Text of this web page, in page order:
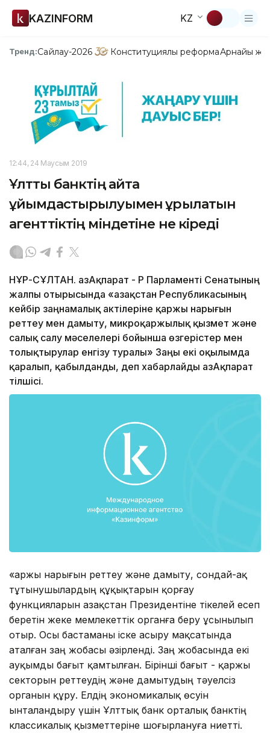
KAZINFORM KZ
Тренд:Сайлау-2026 Конституциялық реформаАрнайы
12:44, 24 Маусым 2019
Ұлттық банктің қайта
ұйымдастырылуымен құрылатын
агенттіктің міндетіне не кіреді
НҰР-СҰЛТАН. ҚазАқпарат - ҚР Парламенті Сенатының
жалпы отырысында «Қазақстан Республикасының
кейбір заңнамалық актілеріне қаржы нарығын
реттеу мен дамыту, микроқаржылық қызмет және
салық салу мәселелері бойынша өзгерістер мен
толықтырулар енгізу туралы» Заңы екі оқылымда
қаралып, қабылданды, деп хабарлайды ҚазАқпарат
тілшісі.
«Қаржы нарығын реттеу және дамыту, сондай-ақ
тұтынушылардың құқықтарын қорғау
функцияларын Қазақстан Президентіне тікелей есеп
беретін жеке мемлекеттік органға беру ұсынылып
отыр. Осы бастаманы іске асыру мақсатында
аталған заң жобасы әзірленді. Заң жобасында екі
ауқымды бағыт қамтылған. Бірінші бағыт - қаржы
секторын реттеудің және дамытудың тәуелсіз
органын құру. Елдің экономикалық өсуін
ынталандыру үшін Ұлттық банк орталық банктің
классикалық қызметтеріне шоғырлануға ниетті.